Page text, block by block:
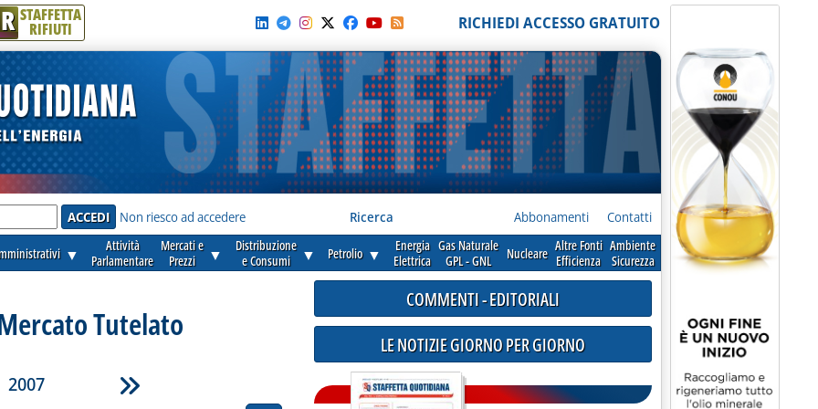
R STAFFETTA
RIFIUTI RICHIEDI ACCESSO GRATUITO
Non riesco ad accedere Ricerca Abbonamenti Contatti
▼
Attività
Parlamentare
Mercati e
Prezzi
▼
Distribuzione
e Consumi
▼ Petrolio ▼
Energia
Elettrica
Gas Naturale
GPL - GNL
Nucleare Altre Fonti
Efficienza
Ambiente
Sicurezza
Tutelato
2007
COMMENTI - EDITORIALI
LE NOTIZIE GIORNO PER GIORNO